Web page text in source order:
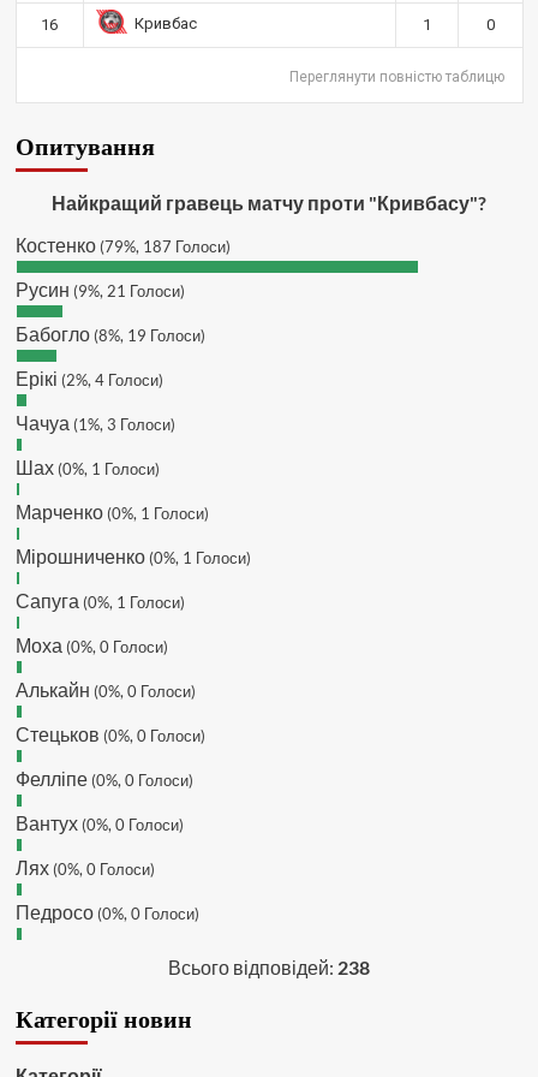
ltc?
зараз скину.
SVAT :
завтра напишу в інстаграм
Hatsyk :SVAT, без проблем
кинув в ТГ
DJGycle : Tamada
Makiavelli :
Makiavelli :
MaRiO :Трансфери такі шо слів
провалу 🙁
Hatsyk:Makiavelli, вітаємо на
буде ще активніший з часом)
Hatsyk:Та Кузик ще ок, а
перспективи, хз хз
трансляцію товарняка з Минаєм
https://www.youtube.com/live/Qb1ebGeOfZ8?
si=GU46Q4zlJQd2L-W8
Hatsyk:А ще на сайті триває
посилання?
вставляєш лінк на свій профіль)
SVAT:Ніби вставив, а все одно
на профіль, а нижче ( Message)
Hatsyk:Так я ж бачу твої
повідомлення з лінком на ютуб,
просто спочатку вибиває в лапках
16 Кривбас 1 0
Переглянути повністю таблицю
Опитування
Найкращий гравець матчу проти "Кривбасу"?
Костенко (79%, 187 Голоси)
Русин (9%, 21 Голоси)
Бабогло (8%, 19 Голоси)
Ерікі (2%, 4 Голоси)
Чачуа (1%, 3 Голоси)
Шах (0%, 1 Голоси)
Марченко (0%, 1 Голоси)
Мірошниченко (0%, 1 Голоси)
Сапуга (0%, 1 Голоси)
Моха (0%, 0 Голоси)
Алькайн (0%, 0 Голоси)
Стецьков (0%, 0 Голоси)
Фелліпе (0%, 0 Голоси)
Вантух (0%, 0 Голоси)
Лях (0%, 0 Голоси)
Педросо (0%, 0 Голоси)
Всього відповідей: 238
Категорії новин